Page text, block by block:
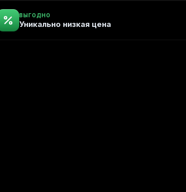
ВЫГОДНО
Уникально низкая цена